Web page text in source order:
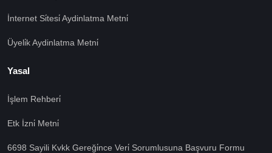
İnternet Si̇tesi̇ Aydinlatma Metni̇
Üyeli̇k Aydinlatma Metni̇
Yasal
İşlem Rehberi̇
Etk İzni̇ Metni̇
6698 Sayili Kvkk Gereği̇nce Veri̇ Sorumlusuna Başvuru Formu
şekilde çerezler kullanmaktayız. Çerezleri nasıl